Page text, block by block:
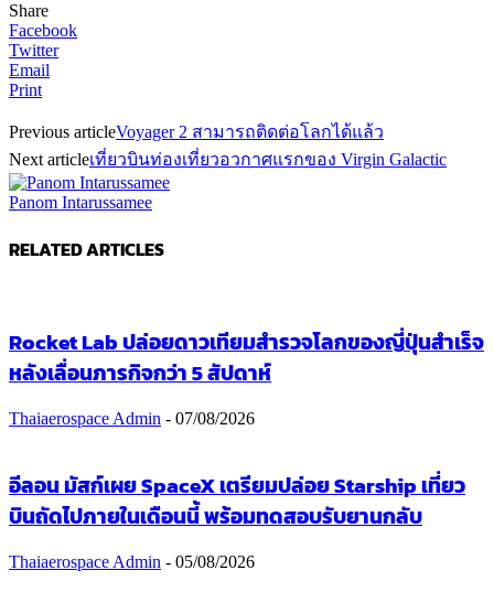
Share
Facebook
Twitter
Email
Print
Previous articleVoyager 2 สามารถติดต่อโลกได้แล้ว
Next articleเที่ยวบินท่องเที่ยวอวกาศแรกของ Virgin Galactic
Panom Intarussamee
RELATED ARTICLES
Rocket Lab ปล่อยดาวเทียมสำรวจโลกของญี่ปุ่นสำเร็จ
หลังเลื่อนภารกิจกว่า 5 สัปดาห์
Thaiaerospace Admin - 07/08/2026
อีลอน มัสก์เผย SpaceX เตรียมปล่อย Starship เที่ยว
บินถัดไปภายในเดือนนี้ พร้อมทดสอบรับยานกลับ
Thaiaerospace Admin - 05/08/2026